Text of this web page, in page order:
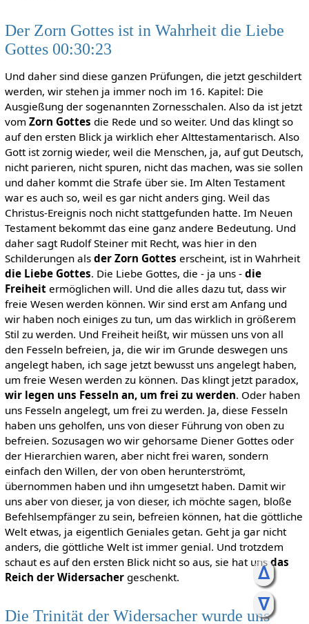
ᐃ
ᐁ
Der Zorn Gottes ist in Wahrheit die Liebe
Gottes 00:30:23
Und daher sind diese ganzen Prüfungen, die jetzt geschildert
werden, wir stehen ja immer noch im 16. Kapitel: Die
Ausgießung der sogenannten Zornesschalen. Also da ist jetzt
vom Zorn Gottes die Rede und so weiter. Und das klingt so
auf den ersten Blick ja wirklich eher Alttestamentarisch. Also
Gott ist zornig wieder, weil die Menschen, ja, auf gut Deutsch,
nicht parieren, nicht spuren, nicht das machen, was sie sollen
und daher kommt die Strafe über sie. Im Alten Testament
war es auch so, weil es gar nicht anders ging. Weil das
Christus-Ereignis noch nicht stattgefunden hatte. Im Neuen
Testament bekommt das eine ganz andere Bedeutung. Und
daher sagt Rudolf Steiner mit Recht, was hier in den
Schilderungen als der Zorn Gottes erscheint, ist in Wahrheit
die Liebe Gottes. Die Liebe Gottes, die - ja uns - die
Freiheitermöglichen will. Und die alles dazu tut, dass wir
freie Wesen werden können. Wir sind erst am Anfang und
wir haben noch einiges zu tun, um das wirklich in größerem
Stil zu werden. Und Freiheit heißt, wir müssen uns von all
den Fesseln befreien, ja, die wir im Grunde deswegen uns
angelegt haben, ich sage jetzt bewusst uns angelegt haben,
um freie Wesen werden zu können. Das klingt jetzt paradox,
wir legen uns Fesseln an, um frei zu werden. Oder haben
uns Fesseln angelegt, um frei zu werden. Ja, diese Fesseln
haben uns geholfen, uns von dieser Führung von oben zu
befreien. Sozusagen wo wir gehorsame Diener Gottes oder
der Hierarchien waren, aber nicht frei waren, sondern
einfach den Willen, der von oben herunterströmt,
übernommen haben und ihn umgesetzt haben. Damit wir
uns aber von dieser, ja von dieser, ich möchte sagen, bloße
Befehlsempfänger zu sein, befreien können, hat die göttliche
Welt etwas, ja eigentlich Geniales getan. Geht ja gar nicht
anders, die göttliche Welt ist immer genial. Und trotzdem
schaut es auf den ersten Blick nicht so aus, sie hat uns das
Reich der Widersachergeschenkt.
Die Trinität der Widersacher wurde uns